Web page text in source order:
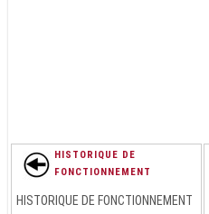
HISTORIQUE DE
FONCTIONNEMENT
HISTORIQUE DE FONCTIONNEMENT